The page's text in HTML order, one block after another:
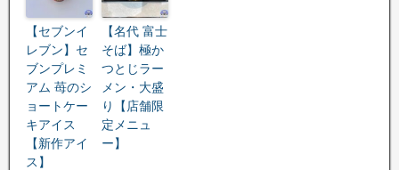
【セブンイ
レブン】セ
ブンプレミ
アム 苺のシ
ョートケー
キアイス
【新作アイ
ス】
【名代 富士
そば】極か
つとじラー
メン・大盛
り【店舗限
定メニュ
ー】